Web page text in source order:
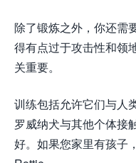
除了锻炼之外，你还需
得有点过于攻击性和领
关重要。
训练包括允许它们与人
罗威纳犬与其他个体接
好。如果您家里有孩子